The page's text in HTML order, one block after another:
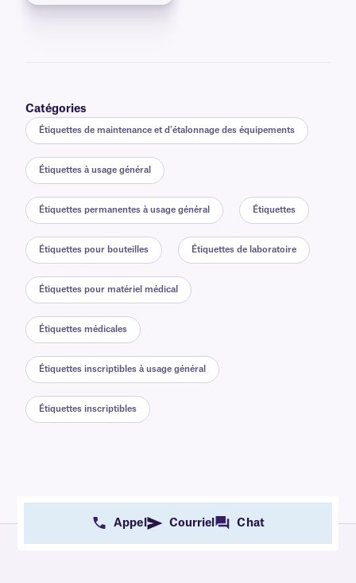
Catégories
Étiquettes de maintenance et d'étalonnage des équipements
Étiquettes à usage général
Étiquettes permanentes à usage général Étiquettes
Étiquettes pour bouteilles Étiquettes de laboratoire
Étiquettes pour matériel médical
Étiquettes médicales
Étiquettes inscriptibles à usage général
Étiquettes inscriptibles
Appel Courriel Chat